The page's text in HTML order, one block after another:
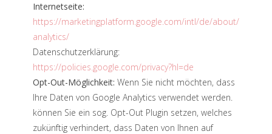
Internetseite:
https://marketingplatform.google.com/intl/de/about/
analytics/
Datenschutzerklärung:
https://policies.google.com/privacy?hl=de
Opt-Out-Möglichkeit: Wenn Sie nicht möchten, dass
Ihre Daten von Google Analytics verwendet werden.
können Sie ein sog. Opt-Out Plugin setzen, welches
zukünftig verhindert, dass Daten von Ihnen auf